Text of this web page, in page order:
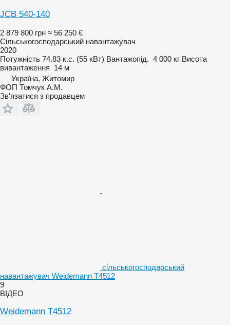
JCB 540-140
2 879 800 грн ≈ 56 250 €
Сільськогосподарський навантажувач
2020
Потужність 74.83 к.с. (55 кВт) Вантажопід. 4 000 кг Висота
вивантаження 14 м
Україна, Житомир
ФОП Томчук А.М.
Зв'язатися з продавцем
сільськогосподарський
навантажувач Weidemann T4512
9
ВІДЕО
Weidemann T4512